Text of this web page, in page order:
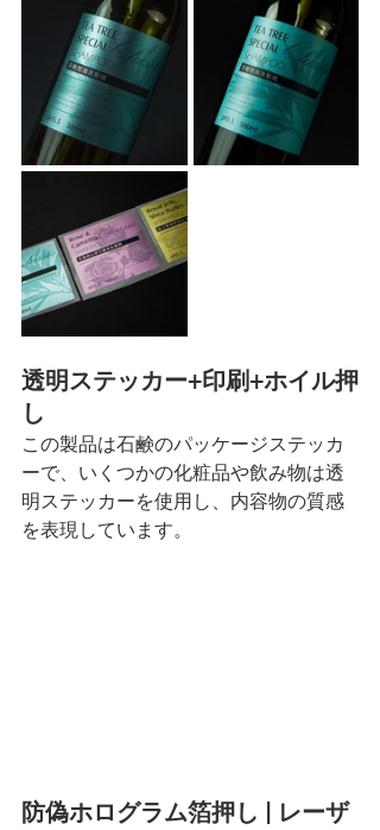
透明ステッカー+印刷+ホイル押
し
この製品は石鹸のパッケージステッカ
ーで、いくつかの化粧品や飲み物は透
明ステッカーを使用し、内容物の質感
を表現しています。
防偽ホログラム箔押し | レーザ